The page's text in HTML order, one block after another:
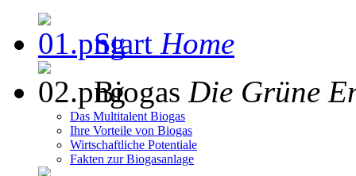
Start Home
Biogas Die Grüne
Das Multitalent Biogas
Ihre Vorteile von Biogas
Wirtschaftliche Potentiale
Fakten zur Biogasanlage